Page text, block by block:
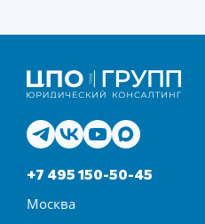
+7 495 150-50-45
Москва